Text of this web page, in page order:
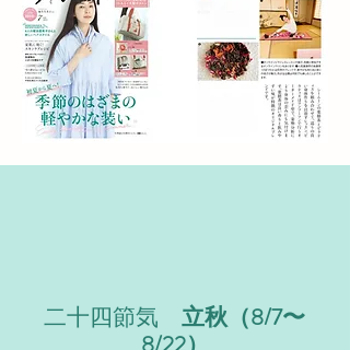
二十四節気 立秋（8/7〜